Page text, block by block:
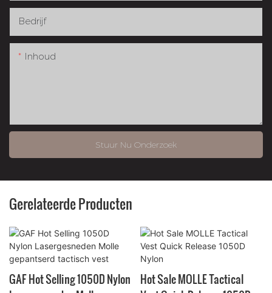
Bedrijf
Inhoud
Stuur Nu Onderzoek
Gerelateerde Producten
GAF Hot Selling 1050D Nylon
Hot Sale MOLLE Tactical